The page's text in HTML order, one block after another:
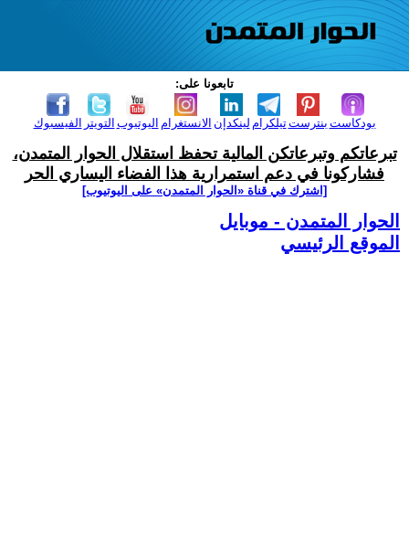
تابعونا على:
الفيسبوك التويتر اليوتيوب الانستغرام لينكدإن تيلكرامبنترست بودكاست
تبرعاتكم وتبرعاتكن المالية تحفظ استقلال الحوار المتمدن،
فشاركونا في دعم استمرارية هذا الفضاء اليساري الحر
[اشترك في قناة ‫«الحوار المتمدن» على اليوتيوب]
الحوار المتمدن - موبايل
الموقع الرئيسي